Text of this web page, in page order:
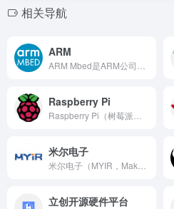
相关导航
ARM
Raspberry Pi
米尔电子
立创开源硬件平台